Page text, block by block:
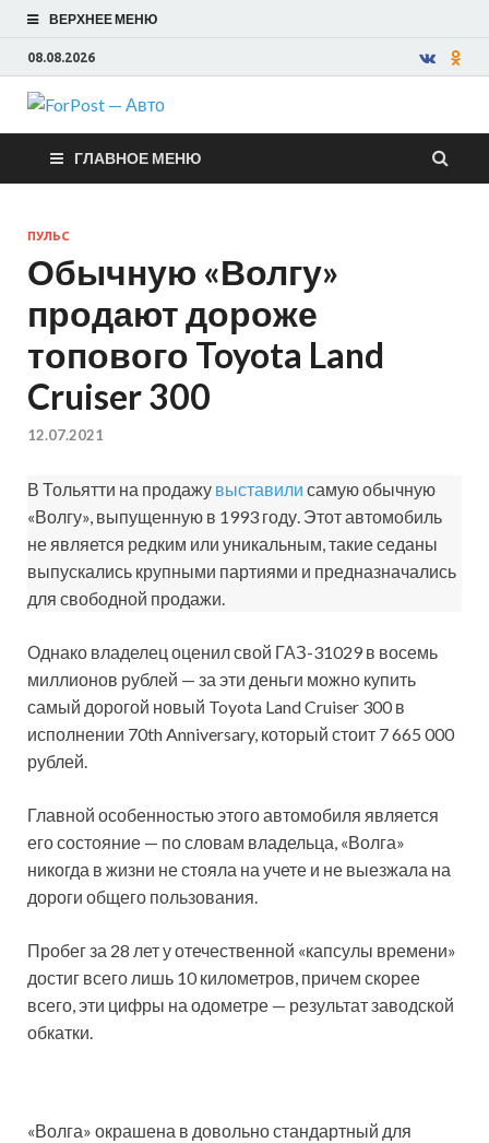
ВЕРХНЕЕ МЕНЮ
08.08.2026
ForPost —
Авто
ГЛАВНОЕ МЕНЮ
ПУЛЬС
Обычную «Волгу»
продают дороже
топового Toyota Land
Cruiser 300
12.07.2021
В Тольятти на продажу выставили самую обычную
«Волгу», выпущенную в 1993 году. Этот автомобиль
не является редким или уникальным, такие седаны
выпускались крупными партиями и предназначались
для свободной продажи.
Однако владелец оценил свой ГАЗ-31029 в восемь
миллионов рублей — за эти деньги можно купить
самый дорогой новый Toyota Land Cruiser 300 в
исполнении 70th Anniversary, который стоит 7 665 000
рублей.
Главной особенностью этого автомобиля является
его состояние — по словам владельца, «Волга»
никогда в жизни не стояла на учете и не выезжала на
дороги общего пользования.
Пробег за 28 лет у отечественной «капсулы времени»
достиг всего лишь 10 километров, причем скорее
всего, эти цифры на одометре — результат заводской
обкатки.
«Волга» окрашена в довольно стандартный для